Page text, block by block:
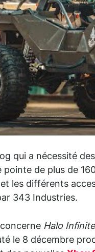
qui a nécessité
pointe de plus de
et les différents
343 Industries.
Halo Infinite
le 8 décembre